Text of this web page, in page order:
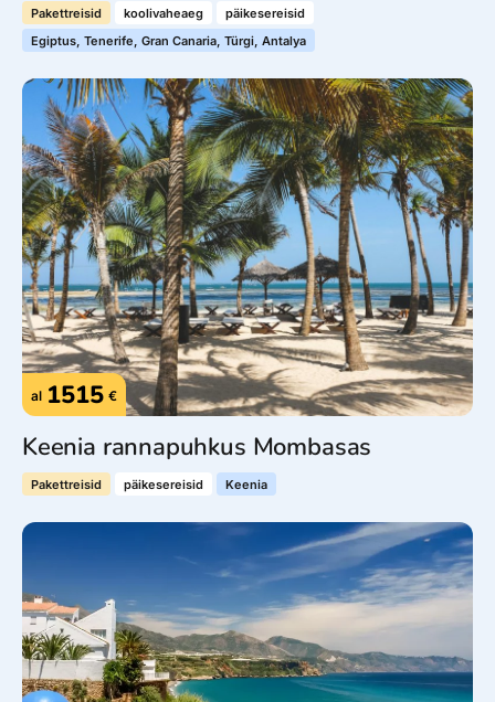
Pakettreisid koolivaheaeg
päikesereisid
Egiptus, Tenerife, Gran Canaria, Türgi, Antalya
al 1515 €
Keenia rannapuhkus Mombasas
Pakettreisid päikesereisid Keenia